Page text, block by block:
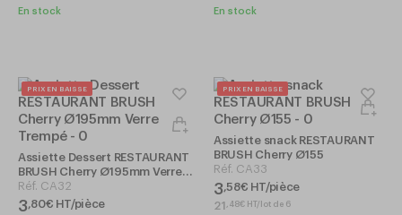
En stock En stock
PRIX EN BAISSE
Assiette Dessert RESTAURANT
BRUSH Cherry Ø195mm Verre
Trempé
Réf. CA32
3,80€ HT/pièce
PRIX EN BAISSE
Assiette snack RESTAURANT
BRUSH Cherry Ø155
Réf. CA33
3,58€ HT/pièce
21 , 48€ HT/lot de 6